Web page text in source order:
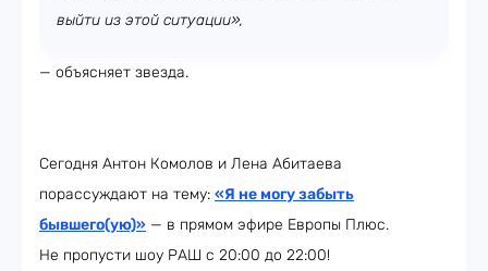
выйти из этой ситуации»,
— объясняет звезда.
Сегодня Антон Комолов и Лена Абитаева
порассуждают на тему: «Я не могу забыть
бывшего(ую)» — в прямом эфире Европы Плюс.
Не пропусти шоу РАШ с 20:00 до 22:00!